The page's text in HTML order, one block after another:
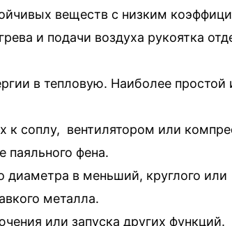
веществ с низким
и подачи воздуха рукоятка
в тепловую. Наиболее простой
к соплу, вентилятором или
паяльного фена.
диаметра в меньший, круглого или
металла.
или запуска других функций.